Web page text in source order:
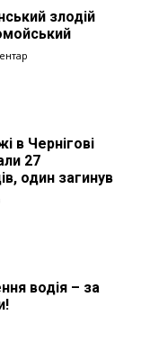
злодій
в Чернігові
27
один загинув
водія – за